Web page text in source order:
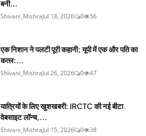
बनी...
Shivani_MishraJul 18, 2026 0 56
एक निशान ने पलटी पूरी कहानी; यूपी में एक और पति का
कत्ल:...
Shivani_MishraJul 26, 2026 0 47
यात्रियों के लिए खुशखबरी: IRCTC की नई बीटा
वेबसाइट लॉन्च,...
Shivani_MishraJul 15, 2026 0 38